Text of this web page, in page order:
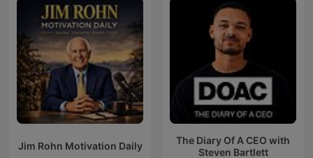
Jim Rohn Motivation Daily
The Diary Of A CEO with
Steven Bartlett